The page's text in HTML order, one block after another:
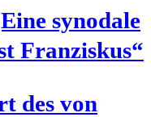
syn­oda­le
Franziskus“
des von